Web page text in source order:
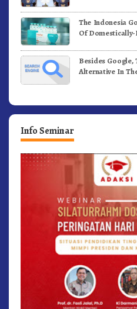
The Indonesia
Of Domestically-
Besides Google,
Alternative In
Info Seminar